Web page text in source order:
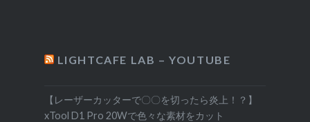
LIGHTCAFE LAB – YOUTUBE
【レーザーカッターで〇〇を切ったら炎上！？】
xTool D1 Pro 20Wで色々な素材をカット